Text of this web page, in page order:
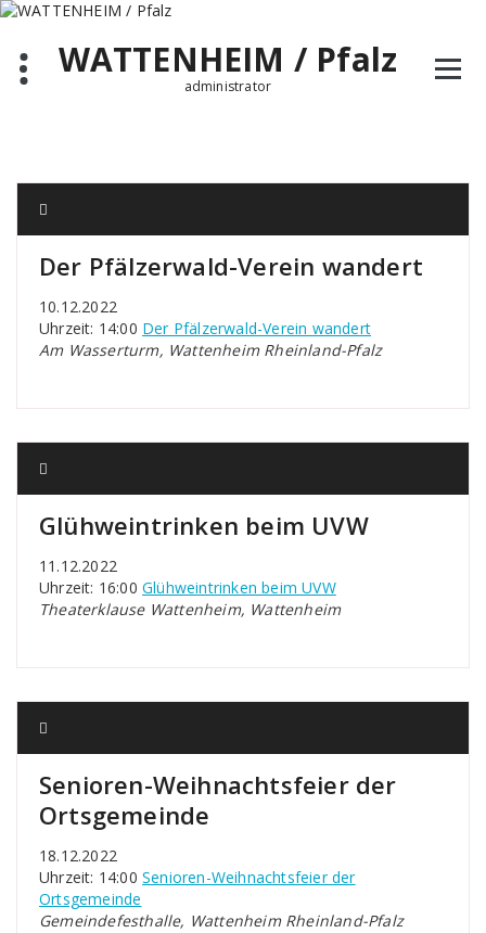
Zum
springenWATTENHEIM / Pfalz
administrator
Der Pfälzerwald-Verein wandert
10.12.2022
Uhrzeit: 14:00 Der Pfälzerwald-Verein wandert
Am Wasserturm, Wattenheim Rheinland-Pfalz
Glühweintrinken beim UVW
11.12.2022
Uhrzeit: 16:00 Glühweintrinken beim UVW
Theaterklause Wattenheim, Wattenheim
Senioren-Weihnachtsfeier der
Ortsgemeinde
18.12.2022
Uhrzeit: 14:00 Senioren-Weihnachtsfeier der
Ortsgemeinde
Gemeindefesthalle, Wattenheim Rheinland-Pfalz